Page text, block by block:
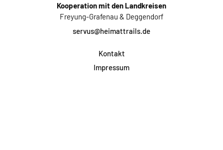
Kooperation mit den Landkreisen
Freyung-Grafenau & Deggendorf
servus@heimattrails.de
Kontakt
Impressum